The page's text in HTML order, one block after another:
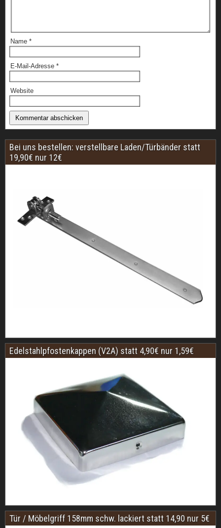
Name *
E-Mail-Adresse *
Website
Bei uns bestellen: verstellbare Laden/Türbänder statt
19,90€ nur 12€
Edelstahlpfostenkappen (V2A) statt 4,90€ nur 1,59€
Tür / Möbelgriff 158mm schw. lackiert statt 14,90 nur 5€